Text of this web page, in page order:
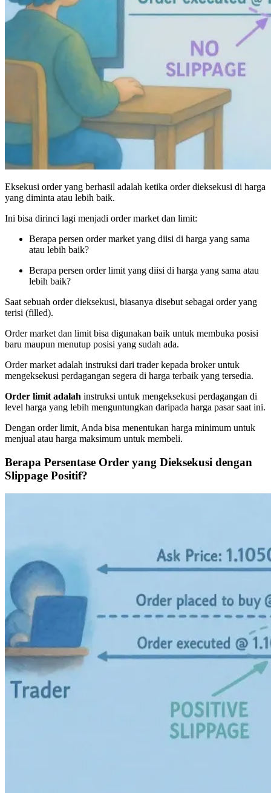
Eksekusi order yang berhasil adalah ketika order dieksekusi di harga
yang diminta atau lebih baik.
Ini bisa dirinci lagi menjadi order market dan limit:
Berapa persen order market yang diisi di harga yang sama
atau lebih baik?
Berapa persen order limit yang diisi di harga yang sama atau
lebih baik?
Saat sebuah order dieksekusi, biasanya disebut sebagai order yang
terisi (filled).
Order market dan limit bisa digunakan baik untuk membuka posisi
baru maupun menutup posisi yang sudah ada.
Order market adalah instruksi dari trader kepada broker untuk
mengeksekusi perdagangan segera di harga terbaik yang tersedia.
Order limit adalah instruksi untuk mengeksekusi perdagangan di
level harga yang lebih menguntungkan daripada harga pasar saat ini.
Dengan order limit, Anda bisa menentukan harga minimum untuk
menjual atau harga maksimum untuk membeli.
Berapa Persentase Order yang Dieksekusi dengan
Slippage Positif?